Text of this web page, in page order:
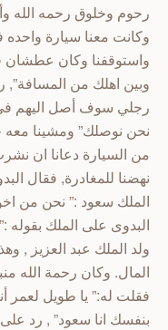
رحوم وخلوق رحمه الله
وكانت معنا سيارة واحده
واستوقفنا وكان عطشان
وبين اهلك من المسافة”,
رجلي سوف أصل اليهم
نحن نوصلك” ومشينا معه
من السيارة دعانا ان
نهضنا للمغادرة, فقال
الملك سعود :” نحن من
البدوى على الملك بقوله
ولد الملك عبد العزيز
المال. وكان رحمة الله
فقلت له:” يا طويل لعمر
بنفسك انا سعود” , رد